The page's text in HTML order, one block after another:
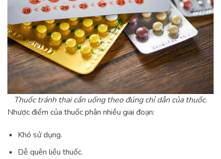
Thuốc tránh thai cần uống theo đúng chỉ dẫn của thuốc.
Nhược điểm của thuốc phân nhiều giai đoạn:
Khó sử dụng.
Dễ quên liều thuốc.